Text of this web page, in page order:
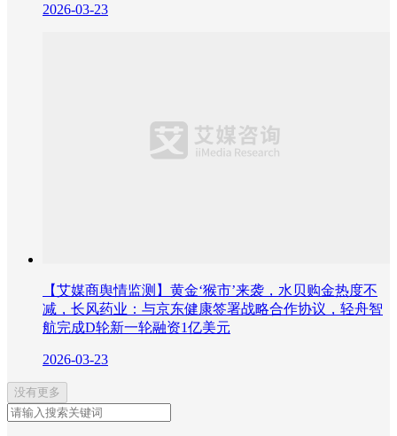
2026-03-23
【艾媒商舆情监测】黄金‘猴市’来袭，水贝购金热度不
减，长风药业：与京东健康签署战略合作协议，轻舟智
航完成D轮新一轮融资1亿美元
2026-03-23
没有更多